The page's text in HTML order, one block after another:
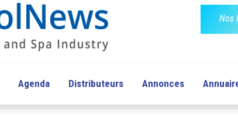
Nos
Agenda Distributeurs Annonces